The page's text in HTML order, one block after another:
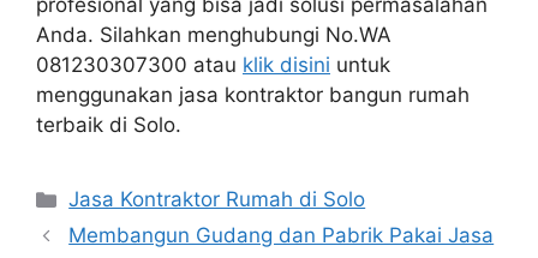
profesional yang bisa jadi solusi permasalahan
Anda. Silahkan menghubungi No.WA
081230307300 atau klik disini untuk
menggunakan jasa kontraktor bangun rumah
terbaik di Solo.
Categories
Jasa Kontraktor Rumah di Solo
Membangun Gudang dan Pabrik Pakai Jasa